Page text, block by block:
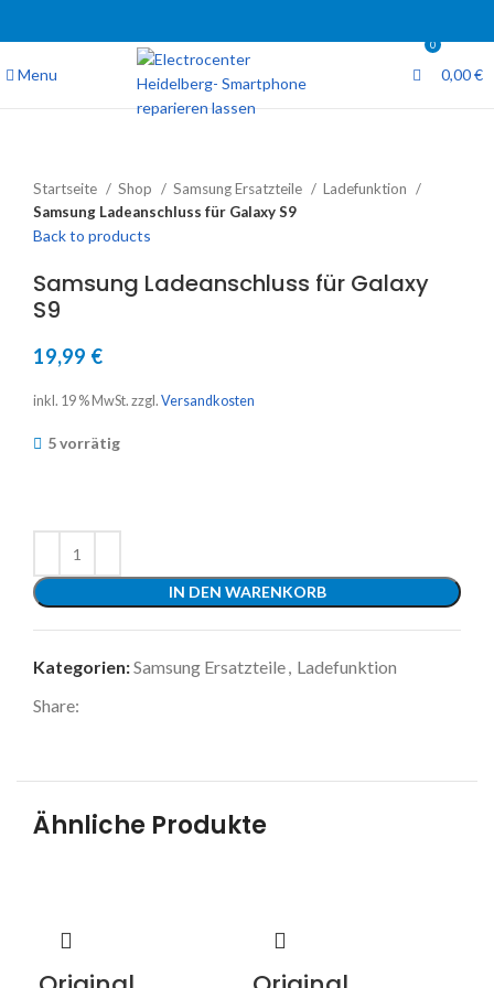
Menu
0
0,00€
Startseite Shop Samsung Ersatzteile
Ladefunktion
Samsung Ladeanschluss für Galaxy S9
Back to products
Samsung Ladeanschluss für Galaxy
S9
19,99 €
inkl. 19 % MwSt. zzgl. Versandkosten
5 vorrätig
IN DEN WARENKORB
Kategorien:Samsung Ersatzteile, Ladefunktion
Share:
Ähnliche Produkte